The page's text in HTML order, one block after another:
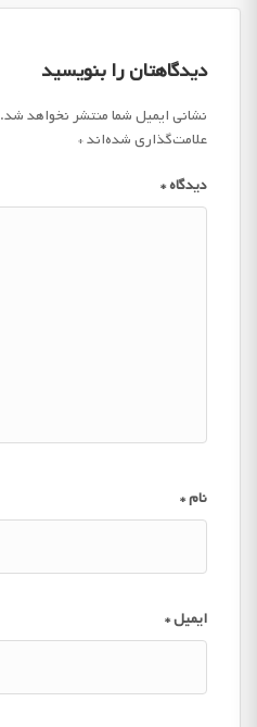
دیدگاهتان را بنویسید
نشانی ایمیل شما منتشر نخواهد شد.
علامت‌گذاری شده‌اند*
دیدگاه*
نام*
ایمیل*